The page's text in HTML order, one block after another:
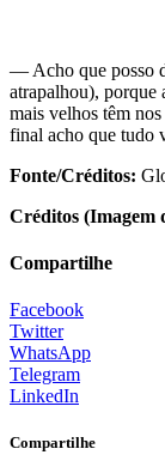
— Acho que posso
atrapalhou), porque
mais velhos têm
final acho que tudo
Fonte/Créditos:
Créditos (Imagem
Compartilhe
Facebook
Twitter
WhatsApp
Telegram
LinkedIn
Compartilhe